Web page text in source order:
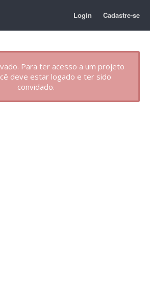
Login Cadastre-se
Para ter acesso a um projeto
deve estar logado e ter sido
convidado.